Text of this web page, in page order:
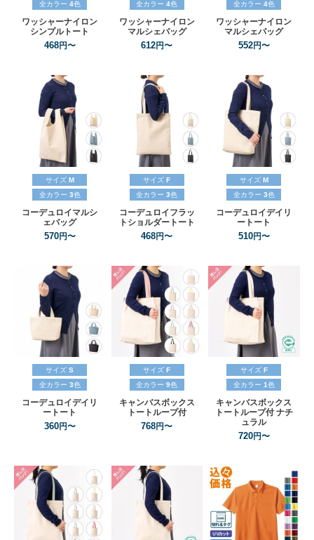
全カラー 4色
ワッシャーナイロン
シンプルトート
468円〜
全カラー 4色
ワッシャーナイロン
マルシェバッグ
612円〜
全カラー 4色
ワッシャーナイロン
マルシェバッグ
552円〜
サイズ M
全カラー 3色
コーデュロイマルシ
ェバッグ
570円〜
サイズ F
全カラー 3色
コーデュロイフラッ
トショルダートート
468円〜
サイズ M
全カラー 3色
コーデュロイデイリ
ートート
510円〜
サイズ S
全カラー 3色
コーデュロイデイリ
ートート
360円〜
サイズ F
全カラー 9色
キャンバスボックス
トートループ付
768円〜
サイズ F
全カラー 1色
キャンバスボックス
トートループ付 ナチ
ュラル
720円〜